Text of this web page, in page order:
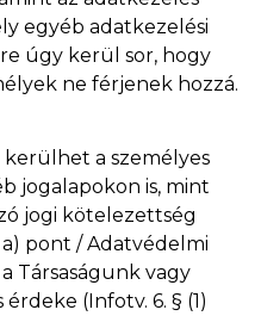
egyéb adatkezelési
úgy kerül sor, hogy
ne férjenek hozzá.
kerülhet a személyes
jogalapokon is, mint
jogi kötelezettség
a) pont / Adatvédelmi
Társaságunk vagy
(Infotv. 6. § (1)